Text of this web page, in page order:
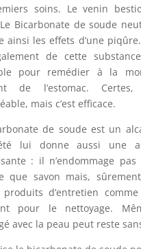
soins. Le venin
Bicarbonate de soude
ainsi les effets d’une
de cette
pour remédier à la
de l’estomac.
mais c’est efficace.
de soude est un
lui donne aussi une
: il n’endommage
que savon mais,
produits d’entretien
pour le nettoyage.
avec la peau peut reste